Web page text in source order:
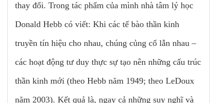
thay đổi. Trong tác phẩm của mình nhà tâm lý học
Donald Hebb có viết: Khi các tế bào thần kinh
truyền tín hiệu cho nhau, chúng củng cố lẫn nhau –
các hoạt động tư duy thực sự tạo nên những cấu trúc
thần kinh mới (theo Hebb năm 1949; theo LeDoux
năm 2003). Kết quả là, ngay cả những suy nghĩ và